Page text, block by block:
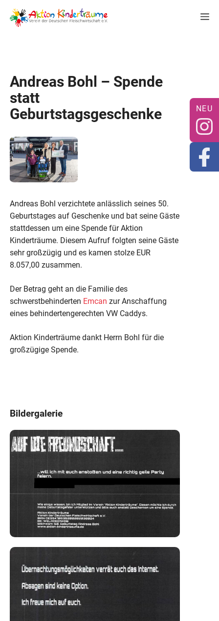
Inhalt
springen
Andreas Bohl – Spende
statt
Geburtstagsgeschenke
Andreas Bohl verzichtete anlässlich seines 50.
Geburtstages auf Geschenke und bat seine Gäste
stattdessen um eine Spende für Aktion
Kinderträume. Diesem Aufruf folgten seine Gäste
sehr großzügig und es kamen stolze EUR
8.057,00 zusammen.
Der Betrag geht an die Familie des
schwerstbehinderten Emcan zur Anschaffung
eines behindertengerechten VW Caddys.
Aktion Kinderträume dankt Herrn Bohl für die
großzügige Spende.
Bildergalerie